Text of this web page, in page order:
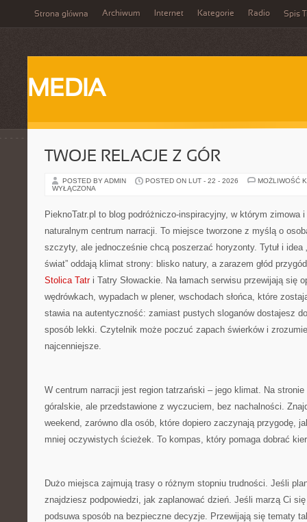
Strona główna Archiwum Internet Kategorie Radio Spis
MEDIA
TWOJE RELACJE Z GÓR
POSTED BY ADMIN POSTED ON LUT - 22 - 2026
MOŻLIWOŚĆ
WYŁĄCZONA
PieknoTatr.pl to blog podróżniczo-inspiracyjny, w którym zimowa
naturalnym centrum narracji. To miejsce tworzone z myślą o
szczyty, ale jednocześnie chcą poszerzać horyzonty. Tytuł i idea
świat” oddają klimat strony: blisko natury, a zarazem głód
Stolica Tatri Tatry Słowackie. Na łamach serwisu przewijają się
wędrówkach, wypadach w plener, wschodach słońca, które
stawia na autentyczność: zamiast pustych sloganów dostajesz
sposób lekki. Czytelnik może poczuć zapach świerków i
najcenniejsze.
W centrum narracji jest region tatrzański – jego klimat. Na
góralskie, ale przedstawione z wyczuciem, bez nachalności.
weekend, zarówno dla osób, które dopiero zaczynają przygodę,
mniej oczywistych ścieżek. To kompas, który pomaga dobrać
Dużo miejsca zajmują trasy o różnym stopniu trudności. Jeśli
znajdziesz podpowiedzi, jak zaplanować dzień. Jeśli marzą Ci
podsuwa sposób na bezpieczne decyzje. Przewijają się tematy